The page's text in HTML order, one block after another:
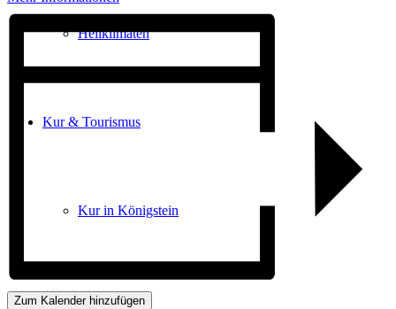
Heilklimaten
Kur & Tourismus
Kur in Königstein
Kurpark
Zum Kalender hinzufügen